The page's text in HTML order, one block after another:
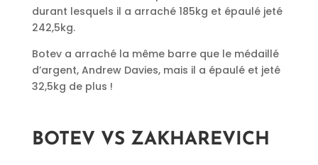
durant lesquels il a arraché 185kg et épaulé jeté
242,5kg.
Botev a arraché la même barre que le médaillé
d’argent, Andrew Davies, mais il a épaulé et jeté
32,5kg de plus !
BOTEV VS ZAKHAREVICH